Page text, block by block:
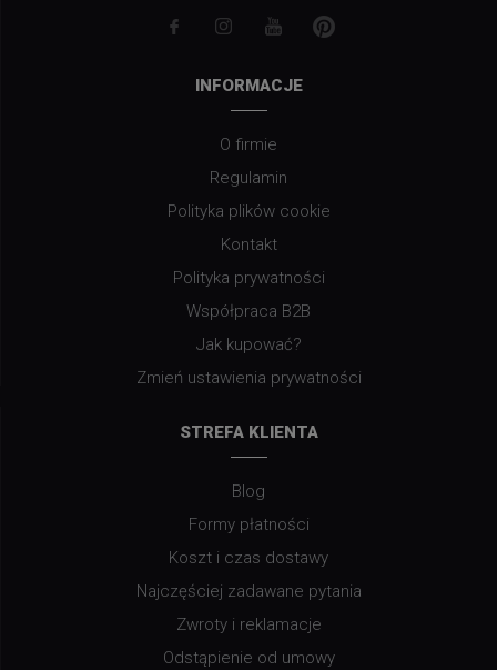
INFORMACJE
O firmie
Regulamin
Polityka plików cookie
Kontakt
Polityka prywatności
Współpraca B2B
Jak kupować?
Zmień ustawienia prywatności
STREFA KLIENTA
Blog
Formy płatności
Koszt i czas dostawy
Najczęściej zadawane pytania
Zwroty i reklamacje
Odstąpienie od umowy